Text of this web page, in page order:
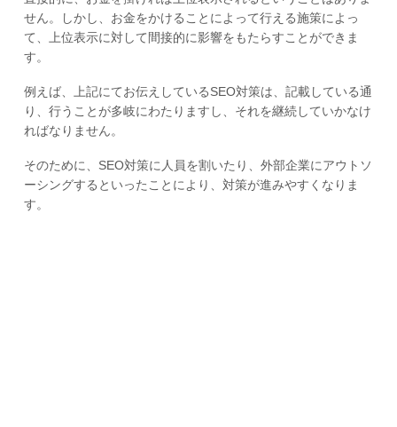
せん。しかし、お金をかけることによって行える施策によっ
て、上位表示に対して間接的に影響をもたらすことができま
す。
例えば、上記にてお伝えしているSEO対策は、記載している通
り、行うことが多岐にわたりますし、それを継続していかなけ
ればなりません。
そのために、SEO対策に人員を割いたり、外部企業にアウトソ
ーシングするといったことにより、対策が進みやすくなりま
す。